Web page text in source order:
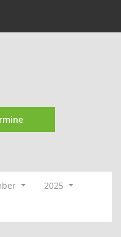
2025